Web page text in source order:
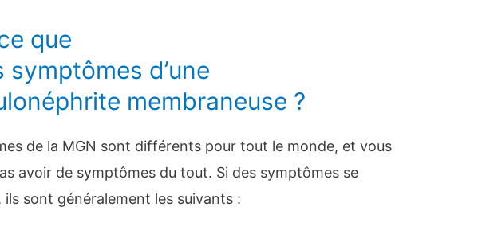
que
symptômes d’une
membraneuse ?
de la MGN sont différents pour tout le monde, et vous
avoir de symptômes du tout. Si des symptômes se
sont généralement les suivants :